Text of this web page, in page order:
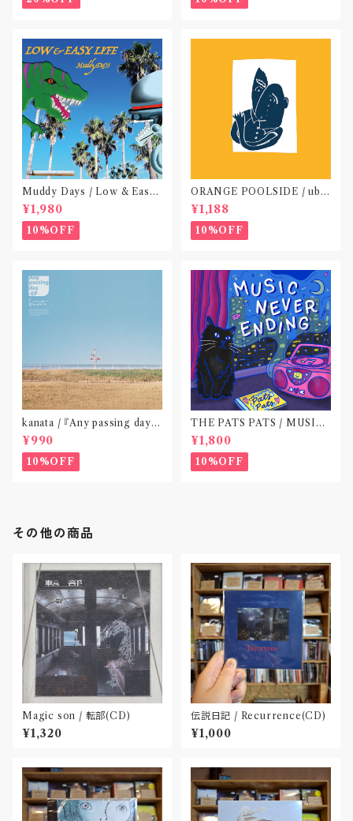
Muddy Days / Low & Easy
Life〝東京〟
¥1,980
10%OFF
ORANGE POOLSIDE / ubu
(CD作品)〝神奈川・厚木〟
¥1,188
10%OFF
kanata / 『Any passing day -
EP』(CD作品)〝東京〟
¥990
10%OFF
THE PATS PATS / MUSIC
NEVER ENDING(CD作品)
¥1,800
10%OFF
その他の商品
Magic son / 転部(CD)
¥1,320
伝説日記 / Recurrence(CD)
¥1,000